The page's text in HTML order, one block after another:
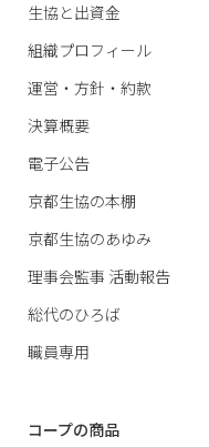
生協と出資金
組織プロフィール
運営・方針・約款
決算概要
電子公告
京都生協の本棚
京都生協のあゆみ
理事会監事 活動報告
総代のひろば
職員専用
コープの商品